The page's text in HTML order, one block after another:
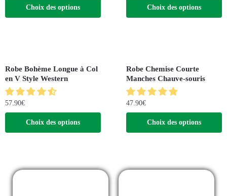
Choix des options Choix des options
Robe Bohème Longue à Col
en V Style Western
57.90€
Choix des options
Robe Chemise Courte
Manches Chauve-souris
47.90€
Choix des options